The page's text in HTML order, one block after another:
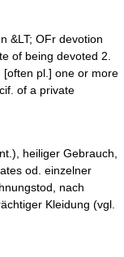
&LT; OFr devotion
of being devoted 2.
[often pl.] one or more
of a private
heiliger Gebrauch,
od. einzelner
nach
Kleidung (vgl.